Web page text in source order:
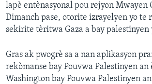
Languages
lapè entènasyonal pou rejyon Mwayen
Dimanch pase, otorite izrayelyen yo te
sekirite tèritwa Gaza a bay palestinyen
Gras ak pwogrè sa a nan aplikasyon
rekòmanse bay Pouvwa Palestinyen an
Washington bay Pouvwa Palestinyen